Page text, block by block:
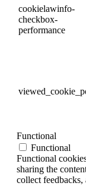
cookielawinfo-
checkbox-
performance
Functional
Functional
Functional
sharing the
collect feedbacks,